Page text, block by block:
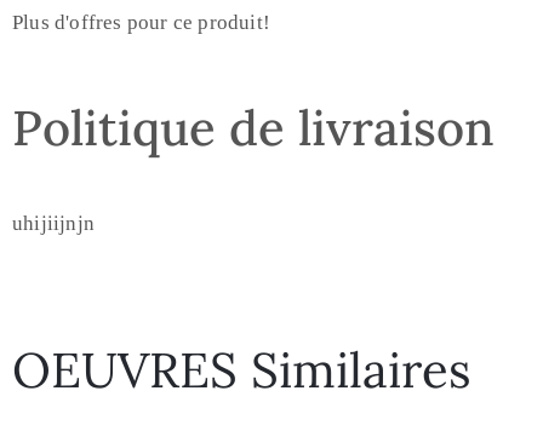
Plus d'offres pour ce produit!
Politique de livraison
uhijiijnjn
OEUVRES Similaires